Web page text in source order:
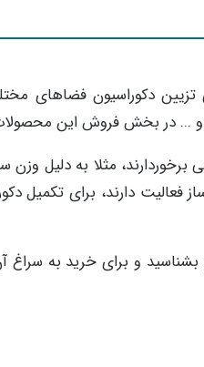
دکوراسیون فضاهای
مثلا به دلیل وزن
فعالیت دارند، برای تکمیل
و برای خرید به سراغ آن